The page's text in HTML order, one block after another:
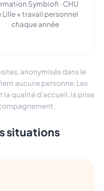
Symbiofi · CHU
Lille + travail personnel
chaque année
anonymisés dans le
aucune personne. Les
la qualité d’accueil, la prise
situations